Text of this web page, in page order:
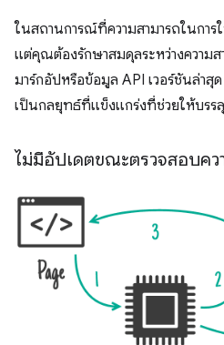
ในสถานการณ์ที่ความสามารถในกา
แต่คุณต้องรักษาสมดุลระหว่างความส
มาร์กอัปหรือข้อมูล API เวอร์ชันล่าสุ
เป็นกลยุทธ์ที่แข็งแกร่งที่ช่วยให้บรร
ไม่มีอัปเดตขณะตรวจสอบค